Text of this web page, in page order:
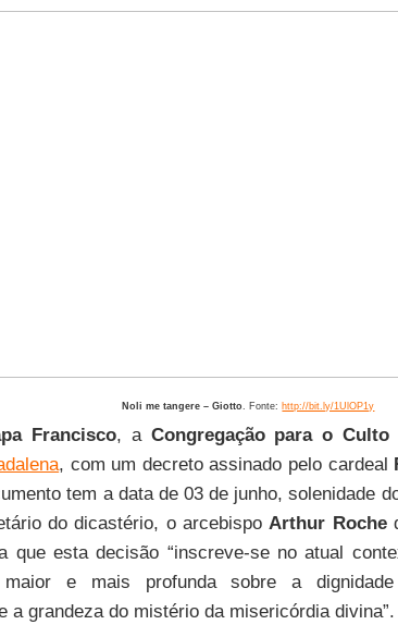
Noli me tangere – Giotto. Fonte: http://bit.ly/1UlOP1y
Francisco, a Congregação para o Culto
, com um decreto assinado pelo cardeal
tem a data de 03 de junho, solenidade
do dicastério, o arcebispoArthur Roche
que esta decisão “inscreve-se no atual
maior e mais profunda sobre a
a grandeza do mistério da misericórdia divina”.